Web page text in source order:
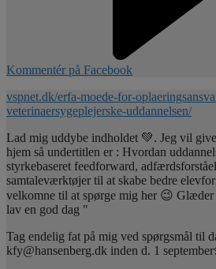
Kommentér på Facebook
vspnet.dk/erfa-moede-for-
veterinaersygeplejerske-uddannelsen/
Lad mig uddybe indholdet 💚. Jeg vil
hjem så undertitlen er : Hvordan
styrkebaseret feedforward,
samtaleværktøjer til at skabe bedre
velkomne til at spørge mig her 😉
lav en god dag "
Tag endelig fat på mig ved spørgsmål til
kfy@hansenberg.dk inden d. 1